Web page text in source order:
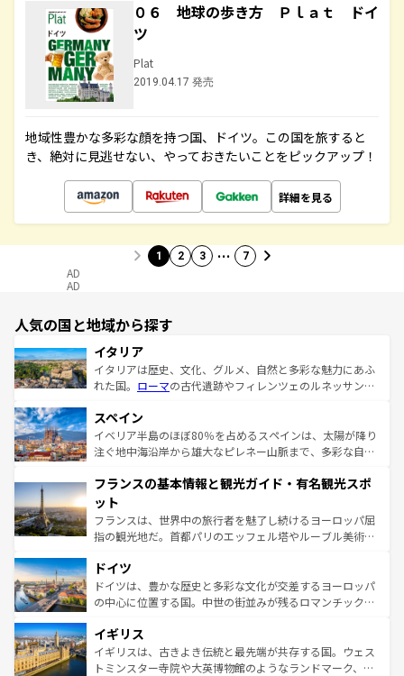
０６ 地球の歩き方 Ｐｌａｔ ドイ
ツ
Plat
2019.04.17 発売
地域性豊かな多彩な顔を持つ国、ドイツ。この国を旅すると
き、絶対に見逃せない、やっておきたいことをピックアップ！
詳細を見る
1 2 3 … 7
AD
AD
人気の国と地域から探す
イタリア
イタリアは歴史、文化、グルメ、自然と多彩な魅力にあふ
れた国。 ローマの古代遺跡やフィレンツェのルネッサンス
ろん、トスカーナの美しい田園風景やアマルフィ海岸の絶
景など、自然景観も見逃せない。観光の合間には、本場の
ピザやパスタなど、絶品のイタリア料理を堪能することも
ませてくれるイタリアで、忘れられない旅をしてみよう！
なお、新着のイタリア情報は
しい。
スペイン
イベリア半島のほぼ80％を占めるスペインは、太陽が降り
注ぐ地中海沿岸から雄大なピレネー山脈まで、多彩な自然
文化が根付くこの国では、情熱的なフラメンコ、熱気あふ
れる闘牛、そして美味しいタパスが生活の一部となってい
る。首都マドリードの洗練された雰囲気や、バルセロナの
アートに溢れた街角から、地方では古代ローマ遺跡や中世
せる。地方によって風土や気候が異なるスペインはその個
性で訪れる人を魅了する。 なお、新着のスペイン情報は コ
ンテンツ一覧を参照してほしい。
フランスの基本情報と観光ガイド・有名観光スポ
ット
フランスは、世界中の旅行者を魅了し続けるヨーロッパ屈
指の観光地だ。首都パリのエッフェル塔やルーブル美術館
で、幅広い魅力が詰まっている。華麗な宮殿、歴史的な大
聖堂、美しいビーチ、そして豊かな自然が、訪れる者を心
から魅了する。また、フランスは美食の国としても知ら
いる。シャンパンの発祥地であるランス、プロヴァンスの
香り高いラベンダー畑など、多彩な楽しみ方が可能だ。さ
らに、パリ以外の地域にも魅力が溢れており、どの街角に
ドイツ
ドイツは、豊かな歴史と多彩な文化が交差するヨーロッパ
の中心に位置する国。中世の街並みが残るロマンチック街
顔を持つこの国は、どこを歩いても飽きることがない。ベ
ルリンの文化的活気、バイエルン州のアルプスの絶景、そ
してライン川沿いのワイン畑といった風景は必見。ビール
イギリス
イギリスは、古きよき伝統と最先端が共存する国。ウェス
トミンスター寺院や大英博物館のようなランドマーク、歴